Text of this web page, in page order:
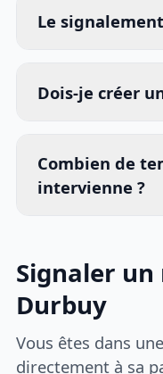
Le
Dois-je créer
Combien de
intervienne ?
Signaler un
Durbuy
Vous êtes dans
directement à sa